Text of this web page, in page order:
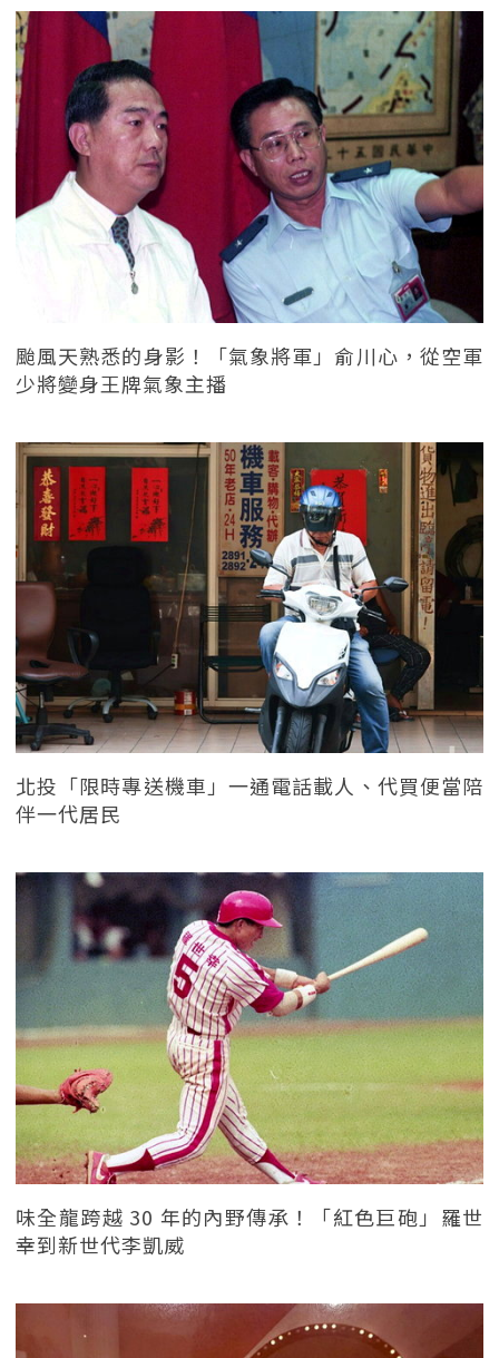
颱風天熟悉的身影！「氣象將軍」俞川心，從空軍
少將變身王牌氣象主播
北投「限時專送機車」一通電話載人、代買便當陪
伴一代居民
味全龍跨越 30 年的內野傳承！「紅色巨砲」羅世
幸到新世代李凱威